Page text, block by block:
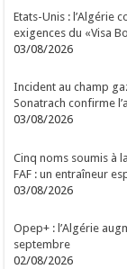
Etats-Unis : l’Algérie
exigences du «Visa
03/08/2026
Incident au champ
Sonatrach confirme
03/08/2026
Cinq noms soumis à
FAF : un entraîneur
03/08/2026
Opep+ : l’Algérie
septembre
02/08/2026